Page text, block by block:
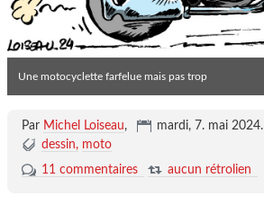
Une motocyclette farfelue mais pas trop
Par Michel Loiseau, mardi, 7. mai 2024.
dessin
moto
11 commentaires
aucun rétrolien